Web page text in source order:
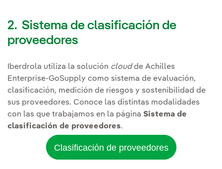
2. Sistema de clasificación de
proveedores
Iberdrola utiliza la solución cloudde Achilles
Enterprise-GoSupply como sistema de evaluación,
clasificación, medición de riesgos y sostenibilidad de
sus proveedores. Conoce las distintas modalidades
con las que trabajamos en la página Sistema de
clasificación de proveedores.
Clasificación de proveedores